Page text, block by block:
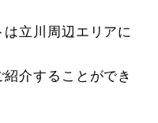
立川周辺エリアに
介することができ